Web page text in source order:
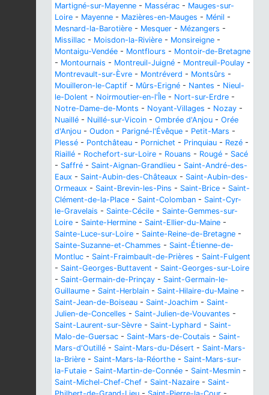
Martigné-sur-Mayenne - Massérac - Mauges-sur-
Loire - Mayenne - Mazières-en-Mauges - Ménil -
Mesnard-la-Barotière - Mesquer - Mézangers -
Missillac - Moisdon-la-Rivière - Monsireigne -
Montaigu-Vendée - Montflours - Montoir-de-Bretagne
- Montournais - Montreuil-Juigné - Montreuil-Poulay -
Montrevault-sur-Èvre - Montréverd - Montsûrs -
Mouilleron-le-Captif - Mûrs-Erigné - Nantes - Nieul-
le-Dolent - Noirmoutier-en-l'Île - Nort-sur-Erdre -
Notre-Dame-de-Monts - Noyant-Villages - Nozay -
Nuaillé - Nuillé-sur-Vicoin - Ombrée d'Anjou - Orée
d'Anjou - Oudon - Parigné-l'Évêque - Petit-Mars -
Plessé - Pontchâteau - Pornichet - Prinquiau - Rezé -
Riaillé - Rochefort-sur-Loire - Rouans - Rougé - Sacé
- Saffré - Saint-Aignan-Grandlieu - Saint-André-des-
Eaux - Saint-Aubin-des-Châteaux - Saint-Aubin-des-
Ormeaux - Saint-Brevin-les-Pins - Saint-Brice - Saint-
Clément-de-la-Place - Saint-Colomban - Saint-Cyr-
le-Gravelais - Sainte-Cécile - Sainte-Gemmes-sur-
Loire - Sainte-Hermine - Saint-Ellier-du-Maine -
Sainte-Luce-sur-Loire - Sainte-Reine-de-Bretagne -
Sainte-Suzanne-et-Chammes - Saint-Étienne-de-
Montluc - Saint-Fraimbault-de-Prières - Saint-Fulgent
- Saint-Georges-Buttavent - Saint-Georges-sur-Loire
- Saint-Germain-de-Prinçay - Saint-Germain-le-
Guillaume - Saint-Herblain - Saint-Hilaire-du-Maine -
Saint-Jean-de-Boiseau - Saint-Joachim - Saint-
Julien-de-Concelles - Saint-Julien-de-Vouvantes -
Saint-Laurent-sur-Sèvre - Saint-Lyphard - Saint-
Malo-de-Guersac - Saint-Mars-de-Coutais - Saint-
Mars-d'Outillé - Saint-Mars-du-Désert - Saint-Mars-
la-Brière - Saint-Mars-la-Réorthe - Saint-Mars-sur-
la-Futaie - Saint-Martin-de-Connée - Saint-Mesmin -
Saint-Michel-Chef-Chef - Saint-Nazaire - Saint-